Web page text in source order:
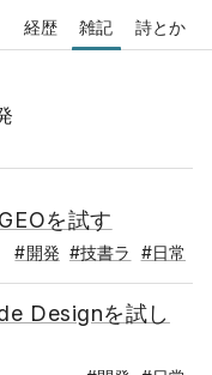
経歴 雑記 詩とか
を試す
#開発 #技書ラ #日常
Designを試し